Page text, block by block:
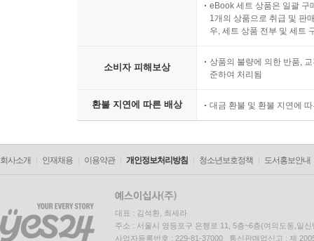
eBook 세트 상품은 일괄 구
1개의 상품으로 취급 및 판
우, 세트 상품 전부 및 세트
소비자 피해보상
상품의 불량에 의한 반품,
준하여 처리됨
환불 지연에 따른 배상 대금 환불 및 환불 지연에
회사소개 인재채용 이용약관 개인정보처리방침 청소년보호정책 도서홍보안내
대표 : 김석환, 최세라
주소 : 서울시 영등포구 은행로 11, 5층~6층(여의도동,일신
사업자등록번호 : 229-81-37000 통신판매업신고 : 제